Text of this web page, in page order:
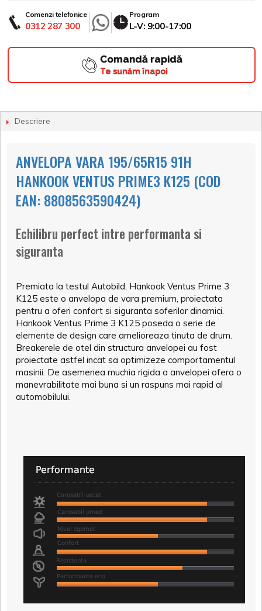
Comenzi telefonice
0312 287 300
Program
L-V: 9:00-17:00
Comandă rapidă
Te sunăm înapoi
Descriere
ANVELOPA VARA 195/65R15 91H
HANKOOK VENTUS PRIME3 K125 (COD
EAN: 8808563590424)
Echilibru perfect intre performanta si
siguranta
Premiata la testul Autobild, Hankook Ventus Prime 3
K125 este o anvelopa de vara premium, proiectata
pentru a oferi confort si siguranta soferilor dinamici.
Hankook Ventus Prime 3 K125 poseda o serie de
elemente de design care amelioreaza tinuta de drum.
Breakerele de otel din structura anvelopei au fost
proiectate astfel incat sa optimizeze comportamentul
masinii. De asemenea muchia rigida a anvelopei ofera o
manevrabilitate mai buna si un raspuns mai rapid al
automobilului.